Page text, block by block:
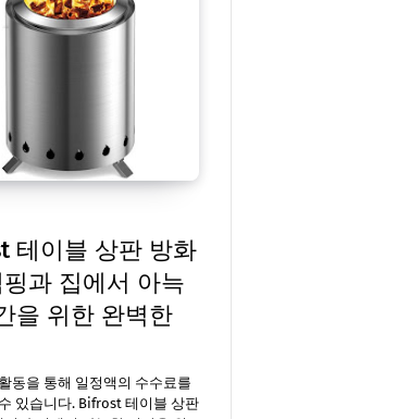
테이블 상판 방화
과 집에서 아늑
을 위한 완벽한
동을 통해 일정액의 수수료를
있습니다. Bifrost 테이블 상판